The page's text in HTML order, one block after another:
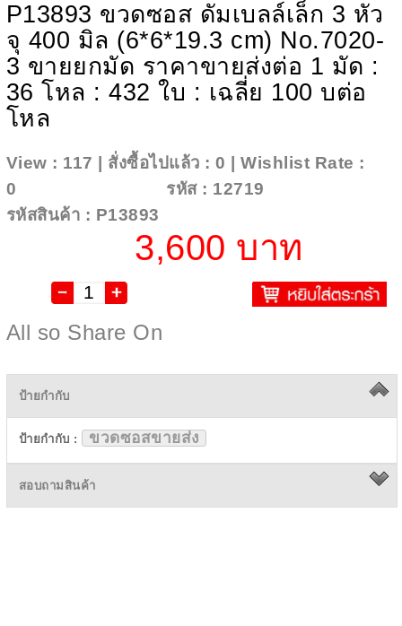
P13893 ขวดซอส ดัมเบลล์เล็ก 3 หัว
จุ 400 มิล (6*6*19.3 cm) No.7020-
3 ขายยกมัด ราคาขายส่งต่อ 1 มัด :
36 โหล : 432 ใบ : เฉลี่ย 100 บต่อ
โหล
View : 117 | สั่งซื้อไปแล้ว : 0 | Wishlist Rate :
0
รหัส : 12719
รหัสสินค้า : P13893
3,600 บาท
All so Share On
ป้ายกำกับ
ป้ายกำกับ : ขวดซอสขายส่ง
สอบถามสินค้า